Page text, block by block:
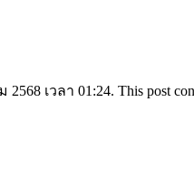
เวลา 01:24. This post